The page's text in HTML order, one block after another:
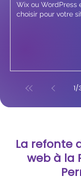
Wix ou WordPress
choisir pour votre
1/
La refonte
web à la